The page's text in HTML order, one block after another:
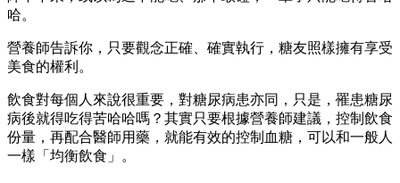
哈。
營養師告訴你，只要觀念正確、確實執行，糖友照樣擁有享受
美食的權利。
飲食對每個人來說很重要，對糖尿病患亦同，只是，罹患糖尿
病後就得吃得苦哈哈嗎？其實只要根據營養師建議，控制飲食
份量，再配合醫師用藥，就能有效的控制血糖，可以和一般人
一樣「均衡飲食」。